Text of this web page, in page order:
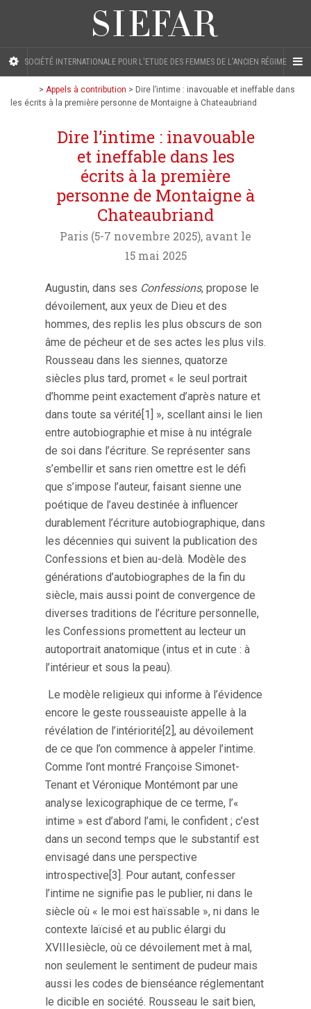
SOCIÉTÉ INTERNATIONALE POUR L'ETUDE DES FEMMES DE L'ANCIEN RÉGIME
> Appels à contribution > Dire l’intime : inavouable et ineffable dans
les écrits à la première personne de Montaigne à Chateaubriand
Dire l’intime : inavouable
et ineffable dans les
écrits à la première
personne de Montaigne à
Chateaubriand
Paris (5-7 novembre 2025), avant le
15 mai 2025
Augustin, dans ses Confessions, propose le
dévoilement, aux yeux de Dieu et des
hommes, des replis les plus obscurs de son
âme de pécheur et de ses actes les plus vils.
Rousseau dans les siennes, quatorze
siècles plus tard, promet « le seul portrait
d’homme peint exactement d’après nature et
dans toute sa vérité[1] », scellant ainsi le lien
entre autobiographie et mise à nu intégrale
de soi dans l’écriture. Se représenter sans
s’embellir et sans rien omettre est le défi
que s’impose l’auteur, faisant sienne une
poétique de l’aveu destinée à influencer
durablement l’écriture autobiographique, dans
les décennies qui suivent la publication des
Confessions et bien au-delà. Modèle des
générations d’autobiographes de la fin du
siècle, mais aussi point de convergence de
diverses traditions de l’écriture personnelle,
les Confessions promettent au lecteur un
autoportrait anatomique (intus et in cute : à
l’intérieur et sous la peau).
Le modèle religieux qui informe à l’évidence
encore le geste rousseauiste appelle à la
révélation de l’intériorité[2], au dévoilement
de ce que l’on commence à appeler l’intime.
Comme l’ont montré Françoise Simonet-
Tenant et Véronique Montémont par une
analyse lexicographique de ce terme, l’«
intime » est d’abord l’ami, le confident ; c’est
dans un second temps que le substantif est
envisagé dans une perspective
introspective[3]. Pour autant, confesser
l’intime ne signifie pas le publier, ni dans le
siècle où « le moi est haïssable », ni dans le
contexte laïcisé et au public élargi du
XVIIIesiècle, où ce dévoilement met à mal,
non seulement le sentiment de pudeur mais
aussi les codes de bienséance réglementant
le dicible en société. Rousseau le sait bien,